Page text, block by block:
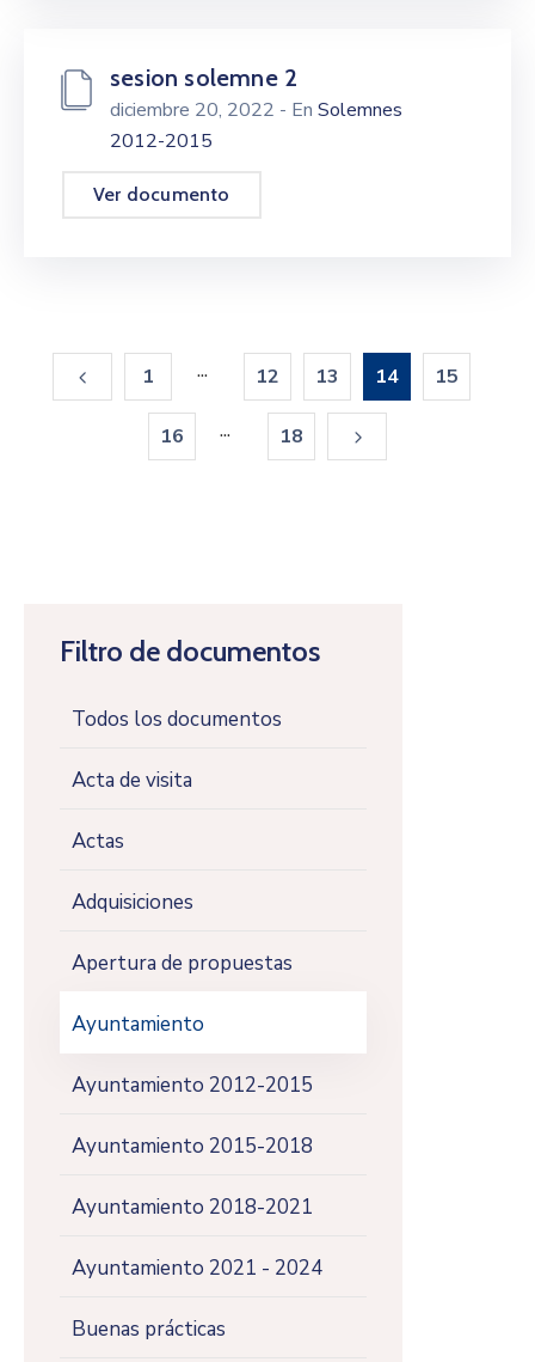
Filtro de documentos
Todos los documentos
Acta de visita
Actas
Adquisiciones
Apertura de propuestas
Ayuntamiento
Ayuntamiento 2012-2015
Ayuntamiento 2015-2018
Ayuntamiento 2018-2021
Ayuntamiento 2021 - 2024
Buenas prácticas
sesion solemne 2
diciembre 20, 2022 - En Solemnes
2012-2015
Ver documento
1 ... 12 13 14 15
16 ... 18